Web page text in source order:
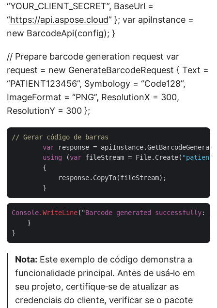
“YOUR_CLIENT_SECRET”, BaseUrl =
“https://api.aspose.cloud” }; var apiInstance =
new BarcodeApi(config); }
// Prepare barcode generation request var
request = new GenerateBarcodeRequest { Text =
“PATIENT123456”, Symbology = “Code128”,
ImageFormat = “PNG”, ResolutionX = 300,
ResolutionY = 300 };
// Gerar código de barras
var response =
using (var fileStream = File.Create(
        {
            response.CopyTo(fileStream);
Console.WriteLine("Barcode generated successfully:
    }
Nota: Este exemplo de código demonstra a
funcionalidade principal. Antes de usá‑lo em
seu projeto, certifique‑se de atualizar as
credenciais do cliente, verificar se o pacote